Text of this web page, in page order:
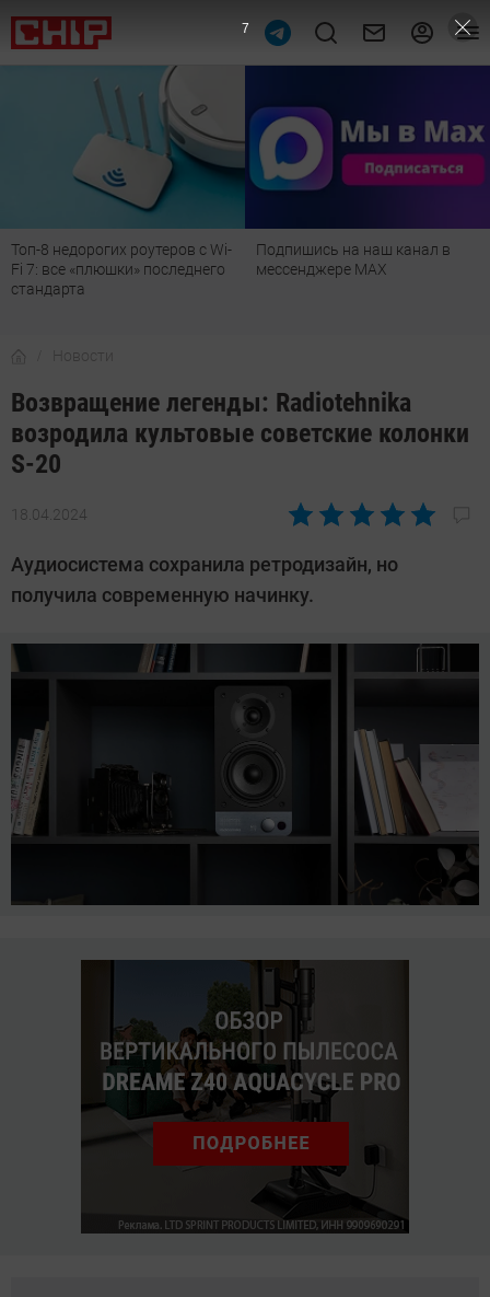
с Wi-
Подпишись на наш канал в
мессенджере МАХ
Рейтинг телевизоров
лучшие модели для
Новости
Возвращение легенды: Radiotehnika
возродила культовые советские колонки
S-20
18.04.2024
Автор:
Довлатова
Аудиосистема сохранила ретродизайн, но
получила современную начинку.
6